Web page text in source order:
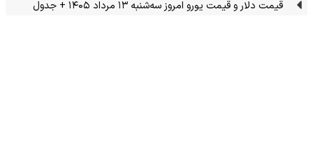
قیمت دلار و قیمت یورو امروز سه‌شنبه ۱۳ مرداد ۱۴۰۵ + جدول